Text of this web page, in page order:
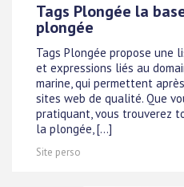
Tags Plongée la
plongée
Tags Plongée propose une
et expressions liés au
marine, qui permettent
sites web de qualité. Que
pratiquant, vous trouverez
la plongée, [...]
Site perso